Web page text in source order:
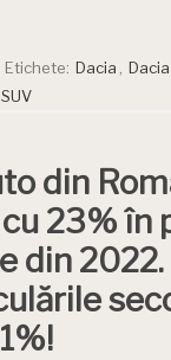
Etichete: Dacia
SUV
din
23% în
din 2022.